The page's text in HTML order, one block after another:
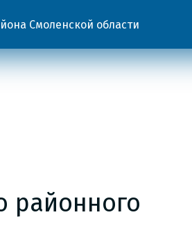
Смоленской области
районного